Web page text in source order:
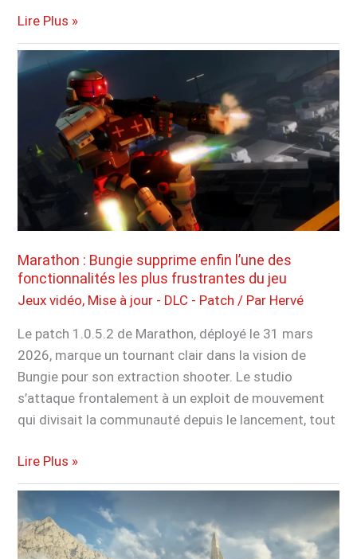
Sony
améliore
encore
PlayStation
Portal,
voici
qui
change
avec
la
dernière
mise
jour
Lire Plus »
Marathon : Bungie supprime enfin l’une des
fonctionnalités les plus frustrantes du jeu
Jeux vidéo, Mise à jour - DLC - Patch / Par Hervé
Le patch 1.0.5.2 de Marathon, déployé le 31 mars
2026, marque un tournant clair dans la vision de
Bungie pour son extraction shooter. Le studio
s’attaque frontalement à un exploit de mouvement
qui divisait la communauté depuis le lancement, tout
Marathon
:
Bungie
supprime
enfin
Lire Plus »